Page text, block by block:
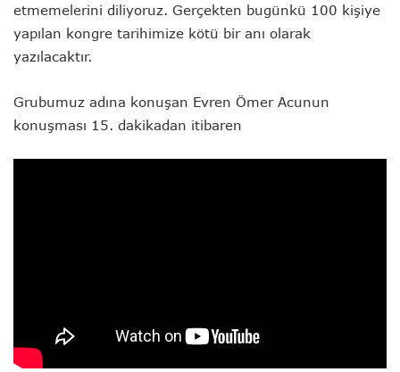
etmemelerini diliyoruz. Gerçekten bugünkü 100 kişiye
yapılan kongre tarihimize kötü bir anı olarak
yazılacaktır.
Grubumuz adına konuşan Evren Ömer Acunun
konuşması 15. dakikadan itibaren